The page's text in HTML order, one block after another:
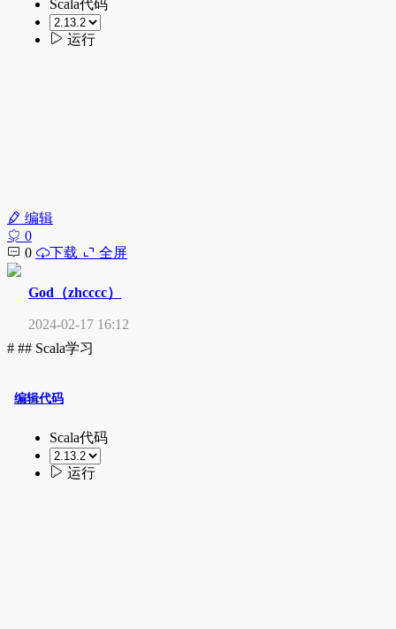
编辑
0
0
下载 全屏
God（zhcccc）
2024-02-17 16:12
# ## Scala学习